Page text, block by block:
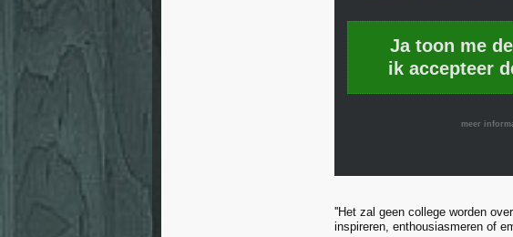
Ja toon me
ik accepteer
meer
''Het zal geen college worden
inspireren, enthousiasmeren of